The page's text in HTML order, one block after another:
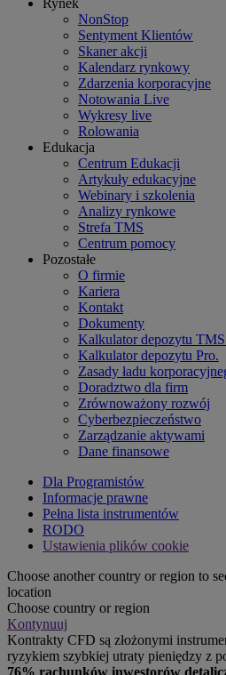
Rynek
NonStop
Sentyment Klientów
Skaner akcji
Kalendarz rynkowy
Zdarzenia korporacyjne
Notowania Live
Wykresy live
Rolowania
Edukacja
Centrum Edukacji
Artykuły edukacyjne
Webinary i szkolenia
Analizy rynkowe
Strefa TMS
Centrum pomocy
Pozostałe
O firmie
Kariera
Kontakt
Dokumenty
Kalkulator depozytu
Kalkulator depozytu Pro.
Zasady ładu
Doradztwo dla firm
Zrównoważony rozwój
Cyberbezpieczeństwo
Zarządzanie aktywami
Dane finansowe
Dla Programistów
Informacje prawne
Pełna lista instrumentów
RODO
Ustawienia plików cookie
Choose another country or region to
location
Choose country or region
Kontynuuj
Kontrakty CFD są złożonymi
ryzykiem szybkiej utraty pieniędzy z